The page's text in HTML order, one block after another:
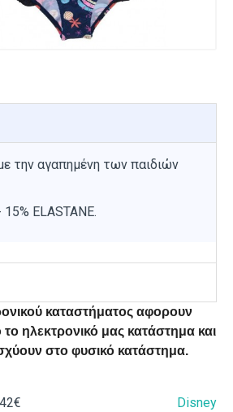
την αγαπημένη των παιδιών
ELASTANE.
καταστήματος αφορουν
ηλεκτρονικό μας κατάστημα και
στο φυσικό κατάστημα.
Disney